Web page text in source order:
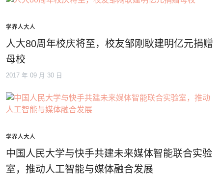
学界人大人
人大80周年校庆将至，校友邹刚耿建明亿元捐赠
母校
2017 年 09 月 30 日
学界人大人
中国人民大学与快手共建未来媒体智能联合实验
室，推动人工智能与媒体融合发展